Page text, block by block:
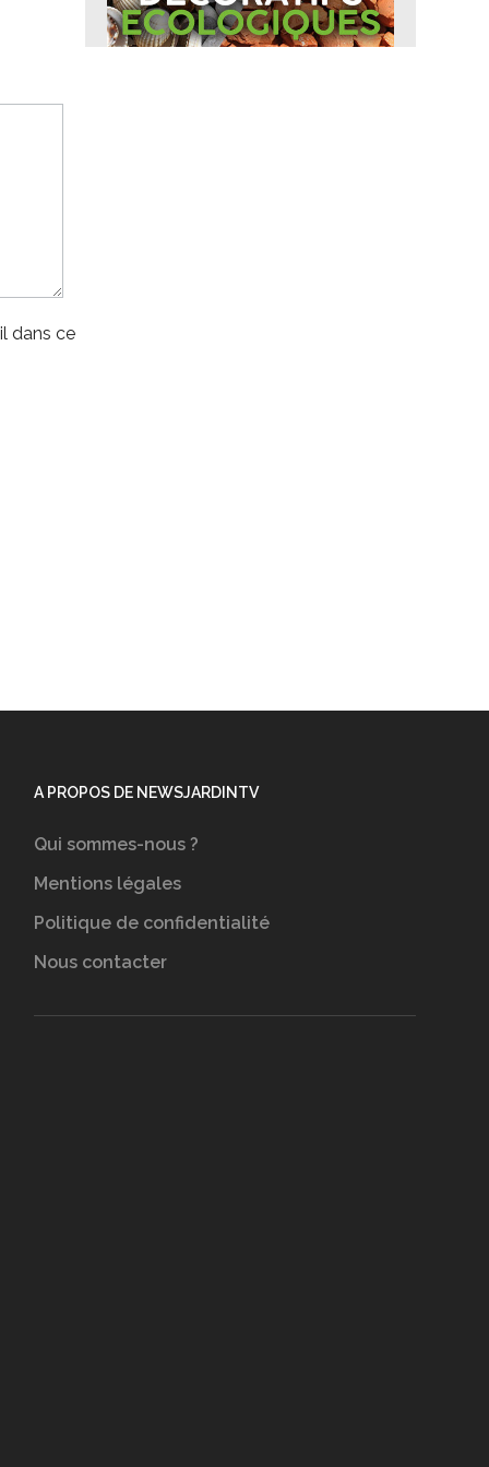
dans ce
A PROPOS DE NEWSJARDINTV
Qui sommes-nous ?
Mentions légales
Politique de confidentialité
Nous contacter